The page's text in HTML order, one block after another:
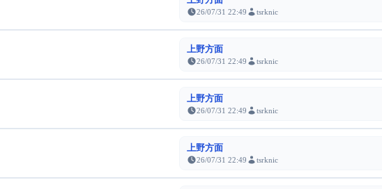
26/07/31 22:49 tsrknic
上野方面
26/07/31 22:49 tsrknic
上野方面
26/07/31 22:49 tsrknic
上野方面
26/07/31 22:49 tsrknic